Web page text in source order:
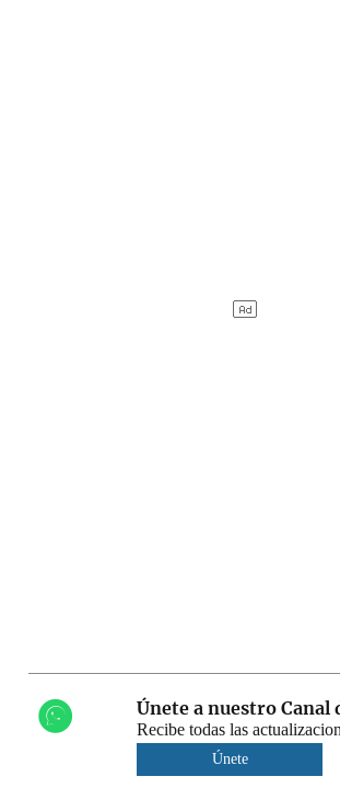
Únete a nuestro Canal
Recibe todas las
Únete